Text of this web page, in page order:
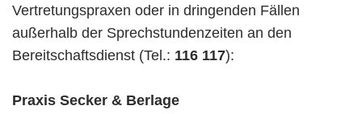
Vertretungspraxen oder in dringenden Fällen
außerhalb der Sprechstundenzeiten an den
Bereitschaftsdienst (Tel.: 116 117):
Praxis Secker & Berlage